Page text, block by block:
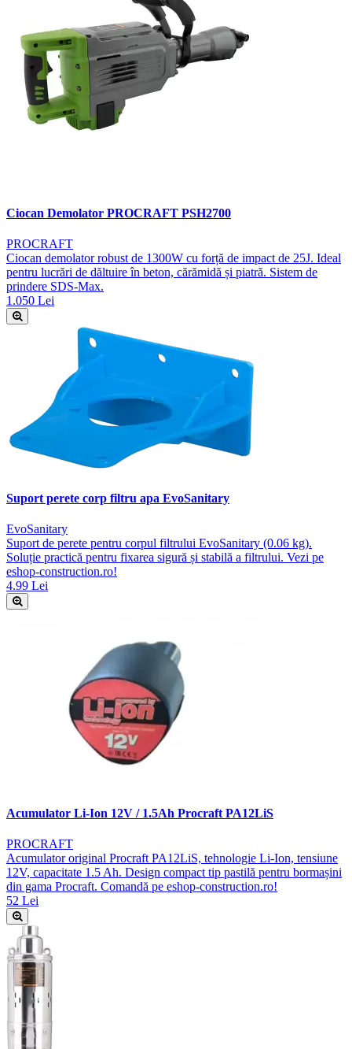
Ciocan Demolator PROCRAFT PSH2700
PROCRAFT
Ciocan demolator robust de 1300W cu forță de impact de 25J. Ideal
pentru lucrări de dăltuire în beton, cărămidă și piatră. Sistem de
prindere SDS-Max.
1.050 Lei
Suport perete corp filtru apa EvoSanitary
EvoSanitary
Suport de perete pentru corpul filtrului EvoSanitary (0.06 kg).
Soluție practică pentru fixarea sigură și stabilă a filtrului. Vezi pe
eshop-construction.ro!
4.99 Lei
Acumulator Li-Ion 12V / 1.5Ah Procraft PA12LiS
PROCRAFT
Acumulator original Procraft PA12LiS, tehnologie Li-Ion, tensiune
12V, capacitate 1.5 Ah. Design compact tip pastilă pentru bormașini
din gama Procraft. Comandă pe eshop-construction.ro!
52 Lei